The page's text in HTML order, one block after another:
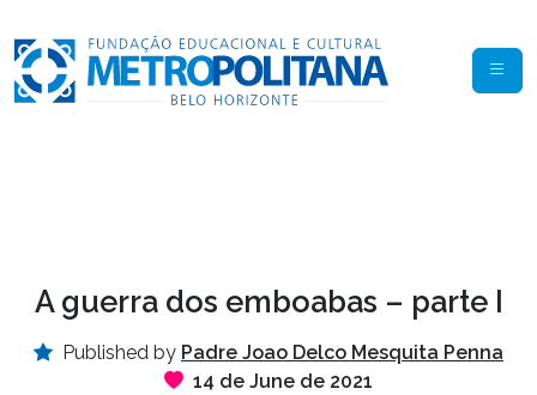
A guerra dos emboabas – parte I
Published by Padre Joao Delco Mesquita Penna
14 de June de 2021